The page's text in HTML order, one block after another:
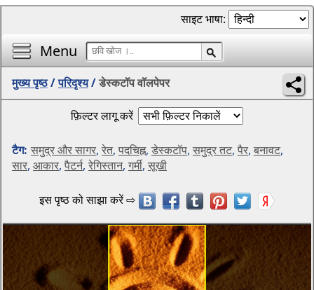
Menu
साइट भाषा:
मुख्य पृष्ठ/परिदृश्य/डेस्कटॉप वॉलपेपर
फ़िल्टर लागू करें
टैग: समुद्र और सागर, रेत, पदचिह्न, डेस्कटॉप, समुद्र तट, पैर, बनावट,
सार, आकार, पैटर्न, रेगिस्तान, गर्मी, सूखी